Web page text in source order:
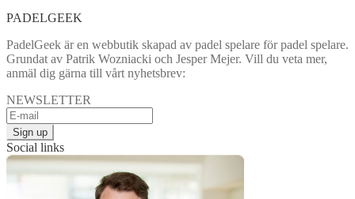
PADELGEEK
PadelGeek är en webbutik skapad av padel spelare för padel spelare.
Grundat av Patrik Wozniacki och Jesper Mejer. Vill du veta mer,
anmäl dig gärna till vårt nyhetsbrev:
NEWSLETTER
Social links